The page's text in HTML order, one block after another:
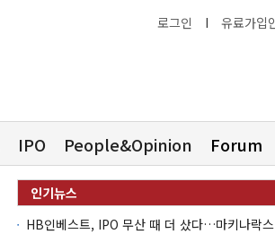
로그인 I 유료가입
IPO People&Opinion Forum